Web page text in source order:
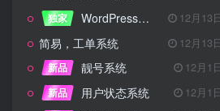
独家
WordPress设备管理器插件 – 专业版 12月13
简易，工单系统
12月13
新品
靓号系统
12月1
新品
用户状态系统
12月1